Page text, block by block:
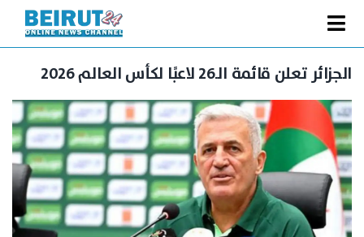
content
Toggle
Navigation
الصفحة الرئيسية
سياسة
اقتصاد
فنّ
رياضة
متفرقات
الجزائر تعلن قائمة الـ26 لاعبًا لكأس العالم 2026